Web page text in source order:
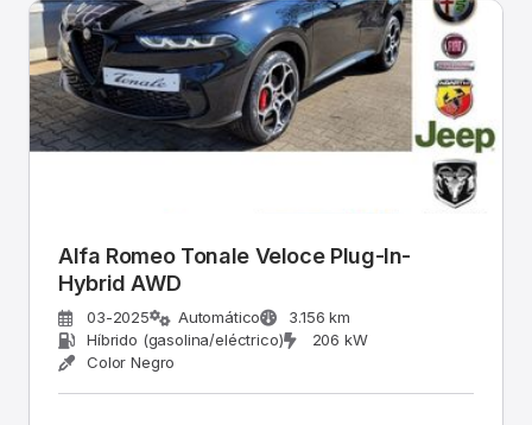
Alfa Romeo Tonale Veloce Plug-In-
Hybrid AWD
03-2025 Automático
3.156 km
Híbrido (gasolina/eléctrico)
206 kW
Color Negro